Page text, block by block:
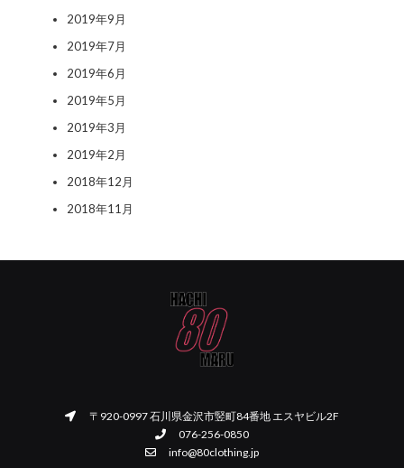
2019年9月
2019年7月
2019年6月
2019年5月
2019年3月
2019年2月
2018年12月
2018年11月
〒920-0997 石川県金沢市竪町84番地 エスヤビル2F
076-256-0850
info@80clothing.jp